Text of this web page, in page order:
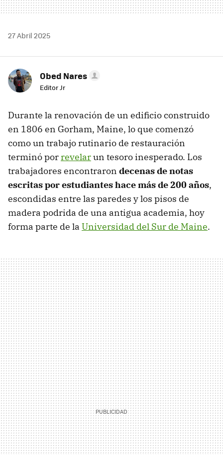
27 Abril 2025
Obed Nares
Editor Jr
Durante la renovación de un edificio construido
en 1806 en Gorham, Maine, lo que comenzó
como un trabajo rutinario de restauración
terminó porrevelarun tesoro inesperado. Los
trabajadores encontraron decenas de notas
escritas por estudiantes hace más de 200 años,
escondidas entre las paredes y los pisos de
madera podrida de una antigua academia, hoy
forma parte de la Universidad del Sur de Maine.